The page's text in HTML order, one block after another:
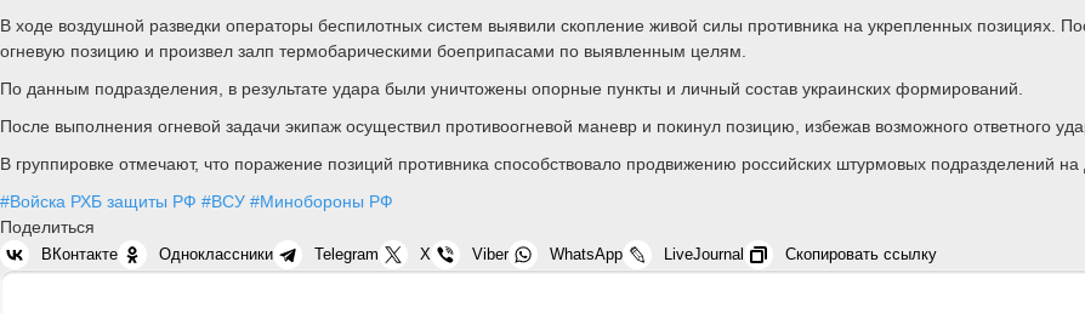
В ходе воздушной разведки операторы беспилотных систем выявили скопление живой силы противника на укрепленных позициях.
огневую позицию и произвел залп термобарическими боеприпасами по выявленным целям.
По данным подразделения, в результате удара были уничтожены опорные пункты и личный состав украинских формирований.
После выполнения огневой задачи экипаж осуществил противоогневой маневр и покинул позицию, избежав возможного ответного
В группировке отмечают, что поражение позиций противника способствовало продвижению российских штурмовых подразделений на
#Войска РХБ защиты РФ #ВСУ #Минобороны РФ
Поделиться
ВКонтакте Одноклассники Telegram X Viber WhatsApp LiveJournal Скопировать ссылку